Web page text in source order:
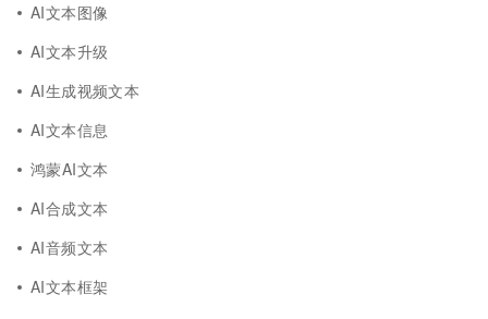
AI文本图像
AI文本升级
AI生成视频文本
AI文本信息
鸿蒙AI文本
AI合成文本
AI音频文本
AI文本框架